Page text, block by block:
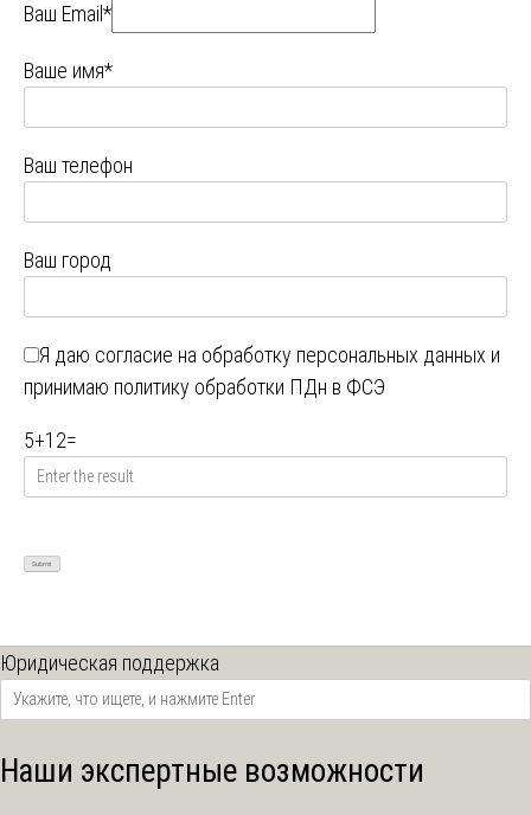
Ваш Email*
Ваше имя*
Ваш телефон
Ваш город
Я даю согласие на обработку персональных данных и
принимаю политику обработки ПДн в ФСЭ
5+12=
Юридическая поддержка
Наши экспертные возможности